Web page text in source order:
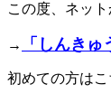
この度、ネッ
→ 「しんき
初めての方はこ